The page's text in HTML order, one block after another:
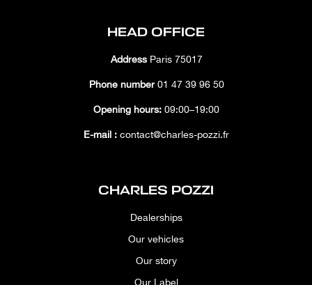
HEAD OFFICE
AddressParis 75017
Phone number01 47 39 96 50
Opening hours: 09:00–19:00
E-mail : contact@charles-pozzi.fr
CHARLES POZZI
Dealerships
Our vehicles
Our story
Our Label